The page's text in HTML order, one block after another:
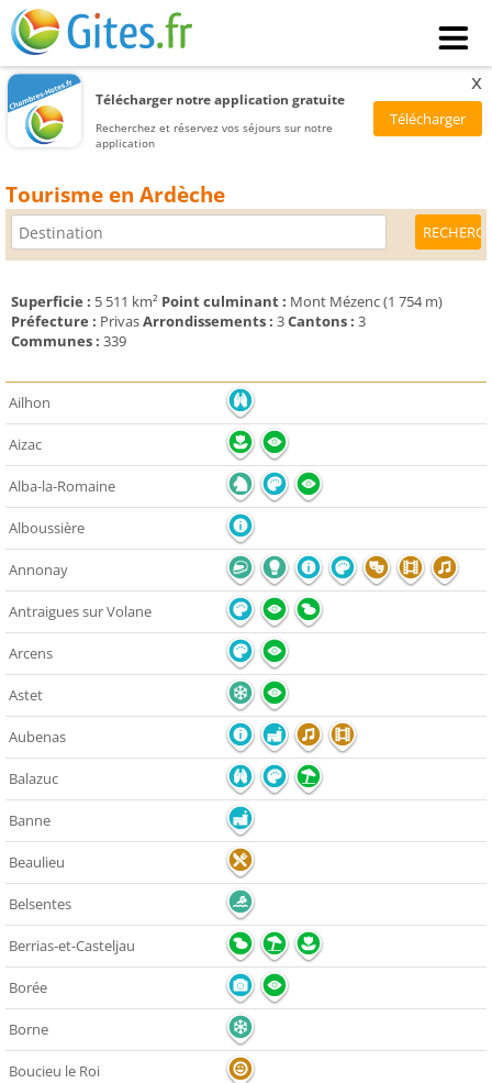
Télécharger notre application gratuite
Recherchez et réservez vos séjours sur notre
application
x
Tourisme en Ardèche
Superficie : 5 511 km² Point culminant : Mont Mézenc (1 754 m)
Préfecture : PrivasArrondissements : 3Cantons : 3
Communes : 339
Ailhon
Aizac
Alba-la-Romaine
Alboussière
Annonay
Antraigues sur Volane
Arcens
Astet
Aubenas
Balazuc
Banne
Beaulieu
Belsentes
Berrias-et-Casteljau
Borée
Borne
Boucieu le Roi